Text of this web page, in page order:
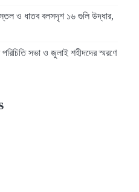
ও ধাতব বলসদৃশ ১৬ গুলি উদ্ধার,
পরিচিতি সভা ও জুলাই শহীদদের স্মরণে